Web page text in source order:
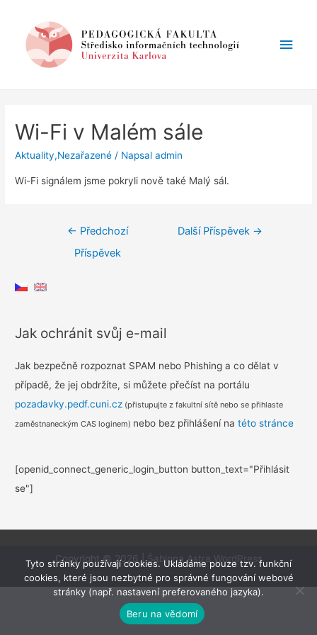
Wi-Fi v Malém sále
Aktuality,Nezařazené / Napsaladmin
Wi-Fi signálem jsme pokryli nově také Malý sál.
Navigace
← Předchozí
Příspěvek
Další Příspěvek →
Jak ochránit svůj e-mail
Jak bezpečně rozpoznat SPAM nebo Phishing a co dělat v
případě, že jej obdržíte, si můžete přečíst na portálu
pozadavky.pedf.cuni.cz (přistupujte z fakultní sítě nebo se přihlaste
zaměstnaneckým CAS loginem) nebo bez přihlášení natéto stránce
[openid_connect_generic_login_button button_text="Přihlásit
se"]
Copyright © 2026| Šablona Astra WordPress
Tyto stránky používají cookies. Ukládáme pouze tzv. funkční
cookies, které jsou nezbytné pro správné fungování webové
stránky (např. nastavení preferovaného jazyka).
Beru na vědomí